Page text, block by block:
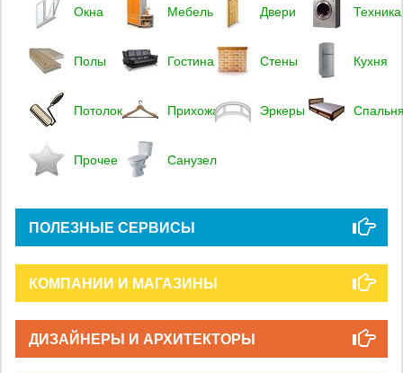
Окна Мебель Двери Техника
Полы Гостиная Стены Кухня
Потолок Прихожая Эркеры
Прочее Санузел
ПОЛЕЗНЫЕ СЕРВИСЫ
КОМПАНИИ И МАГАЗИНЫ
ДИЗАЙНЕРЫ И АРХИТЕКТОРЫ